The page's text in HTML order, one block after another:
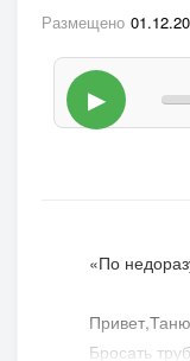
Размещено
▶
«По
Бросать